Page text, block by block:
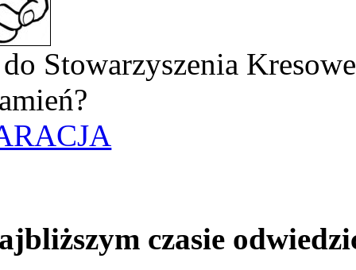
Stowarzyszenia
czasie